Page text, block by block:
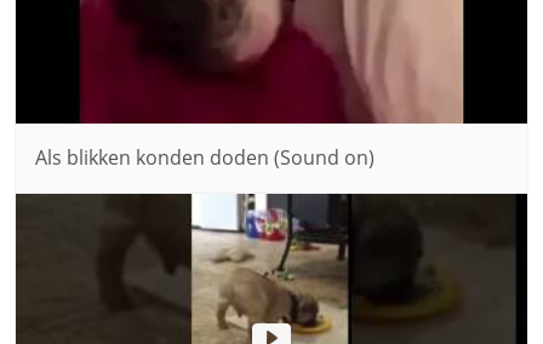
Als blikken konden doden (Sound on)